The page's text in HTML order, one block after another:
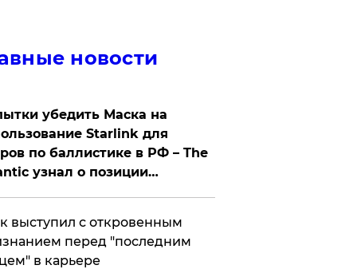
новости
убедить Маска на
Starlink для
по баллистике в РФ – The
узнал о позиции
выступил с откровенным
перед "последним
в карьере